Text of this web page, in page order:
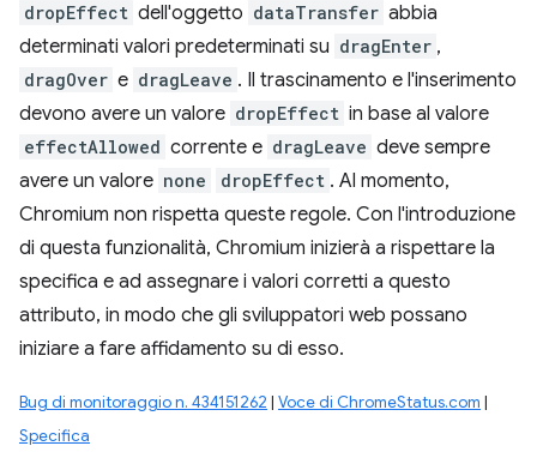
dropEffect dell'oggetto dataTransfer abbia
determinati valori predeterminati su dragEnter ,
dragOver e dragLeave . Il trascinamento e l'inserimento
devono avere un valore dropEffect in base al valore
effectAllowed corrente e dragLeave deve sempre
avere un valore none dropEffect . Al momento,
Chromium non rispetta queste regole. Con l'introduzione
di questa funzionalità, Chromium inizierà a rispettare la
specifica e ad assegnare i valori corretti a questo
attributo, in modo che gli sviluppatori web possano
iniziare a fare affidamento su di esso.
Bug di monitoraggio n. 434151262 | Voce di ChromeStatus.com |
Specifica